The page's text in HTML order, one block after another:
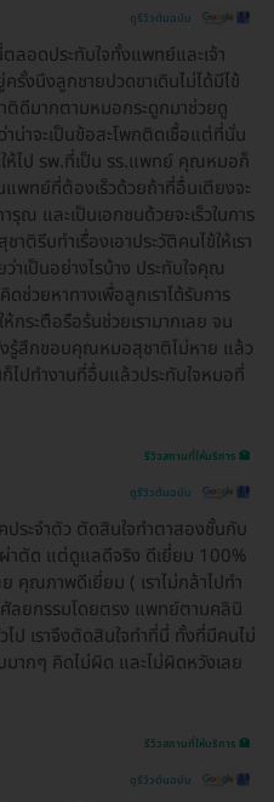
ดูรีวิวต้นฉบับ
อดประทับใจทั้งแพทย์และเจ้า
งนึงลูกชายปวดขาเดินไม่ได้มีไข้
มากตามหมอกระดูกมาช่วยดู
น่าจะเป็นข้อสะโพกติดเชื้อแต่ที่นั่น
ห้ไป รพ.ที่เป็น รร.แพทย์ คุณหมอก็
แพทย์ที่ต้องเร็วด้วยถ้าที่อื่นเตียงจะ
รุณ และเป็นเอกชนด้วยจะเร็วในการ
ติรีบทำเรื่องเอาประวัติคนไข้ให้เรา
าเป็นอย่างไรบ้าง ประทับใจคุณ
วยหาทางเพื่อลูกเราได้รับการ
กระตือรือร้นช่วยเรามากเลย จน
รู้สึกขอบคุณหมอสุชาติไม่หาย แล้ว
ไปทำงานที่อื่นแล้วประทับใจหมอที่
รีวิวสถานที่ให้บริการ 🏥
ดูรีวิวต้นฉบับ
ระจำตัว ตัดสินใจทำตาสองชั้นกับ
ตัด แต่ดูแลดีจริง ดีเยี่ยม 100%
คุณภาพดีเยี่ยม ( เราไม่กล้าไปทำ
ศัลยกรรมโดยตรง แพทย์ตามคลินิ
ป เราจึงตัดสินใจทำที่นี่ ทั้งที่มีคนไม่
มากๆ คิดไม่ผิด และไม่ผิดหวังเลย
รีวิวสถานที่ให้บริการ 🏥
ดูรีวิวต้นฉบับ